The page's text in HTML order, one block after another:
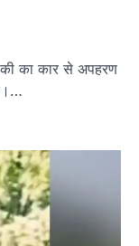
का कार से अपहरण